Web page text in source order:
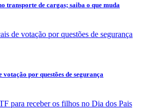
transporte de cargas; saiba o que muda
por questões de segurança